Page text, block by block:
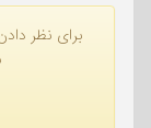
برای نظر